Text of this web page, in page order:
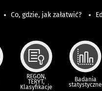
Co, gdzie, jak załatwić?
REGON,
TERYT,
Klasyfikacje
Badania
statystyczne